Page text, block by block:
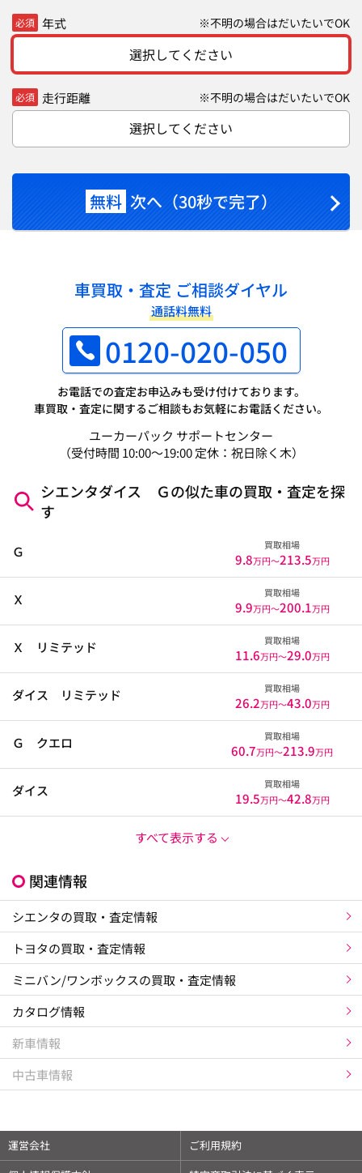
必須 年式 ※不明の場合はだいたいでOK
選択してください
必須 走行距離 ※不明の場合はだいたいでOK
選択してください
無料 次へ（30秒で完了）
車買取・査定 ご相談ダイヤル
通話料無料
0120-020-050
お電話での査定お申込みも受け付けております。
車買取・査定に関するご相談もお気軽にお電話ください。
ユーカーパック サポートセンター
（受付時間 10:00～19:00 定休：祝日除く木）
シエンタダイス Ｇの似た車の買取・査定を探
す
Ｇ 買取相場
9.8万円〜213.5万円
Ｘ 買取相場
9.9万円〜200.1万円
Ｘ リミテッド 買取相場
11.6万円〜29.0万円
ダイス リミテッド 買取相場
26.2万円〜43.0万円
Ｇ クエロ 買取相場
60.7万円〜213.9万円
ダイス 買取相場
19.5万円〜42.8万円
すべて表示する
関連情報
シエンタの買取・査定情報
トヨタの買取・査定情報
ミニバン/ワンボックスの買取・査定情報
カタログ情報
新車情報
中古車情報
運営会社
ご利用規約
×
最新の相場情報はアプリで確認できます